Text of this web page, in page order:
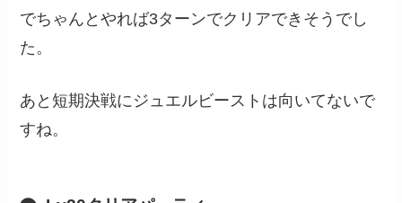
でちゃんとやれば3ターンでクリアできそうでし
た。
あと短期決戦にジュエルビーストは向いてないで
すね。